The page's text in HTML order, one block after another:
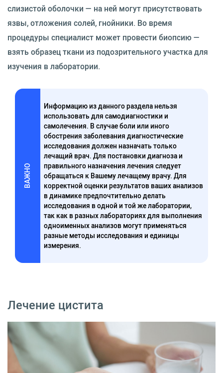
слизистой оболочки — на ней могут присутствовать
язвы, отложения солей, гнойники. Во время
процедуры специалист может провести биопсию —
взять образец ткани из подозрительного участка для
изучения в лаборатории.
ВАЖНО
Информацию из данного раздела нельзя
использовать для самодиагностики и
самолечения. В случае боли или иного
обострения заболевания диагностические
исследования должен назначать только
лечащий врач. Для постановки диагноза и
правильного назначения лечения следует
обращаться к Вашему лечащему врачу. Для
корректной оценки результатов ваших анализов
в динамике предпочтительно делать
исследования в одной и той же лаборатории,
так как в разных лабораториях для выполнения
одноименных анализов могут применяться
разные методы исследования и единицы
измерения.
Лечение цистита